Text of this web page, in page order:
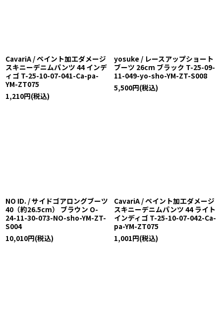
CavariA / ペイント加工ダメージ
スキニーデニムパンツ 44 インデ
ィゴ T-25-10-07-041-Ca-pa-
YM-ZT075
1,210円(税込)
yosuke / レースアップショート
ブーツ 26cm ブラック T-25-09-
11-049-yo-sho-YM-ZT-S008
5,500円(税込)
NO ID. / サイドゴアロングブーツ
40（約26.5cm） ブラウン O-
24-11-30-073-NO-sho-YM-ZT-
S004
10,010円(税込)
CavariA / ペイント加工ダメージ
スキニーデニムパンツ 44 ライト
インディゴ T-25-10-07-042-Ca-
pa-YM-ZT075
1,001円(税込)